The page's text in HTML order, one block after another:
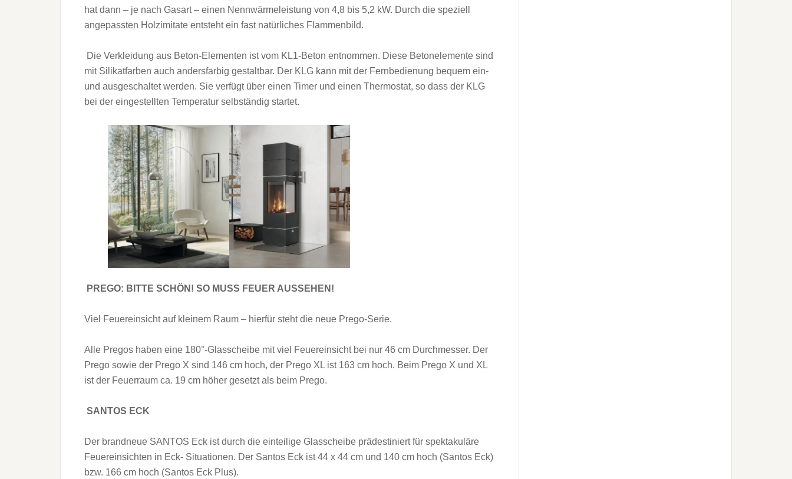
hat dann – je nach Gasart – einen Nennwärmeleistung von 4,8 bis 5,2 kW. Durch die speziell
angepassten Holzimitate entsteht ein fast natürliches Flammenbild.
Die Verkleidung aus Beton-Elementen ist vom KL1-Beton entnommen. Diese Betonelemente sind
mit Silikatfarben auch andersfarbig gestaltbar. Der KLG kann mit der Fernbedienung bequem ein-
und ausgeschaltet werden. Sie verfügt über einen Timer und einen Thermostat, so dass der KLG
bei der eingestellten Temperatur selbständig startet.
PREGO: BITTE SCHÖN! SO MUSS FEUER AUSSEHEN!
Viel Feuereinsicht auf kleinem Raum – hierfür steht die neue Prego-Serie.
Alle Pregos haben eine 180°-Glasscheibe mit viel Feuereinsicht bei nur 46 cm Durchmesser. Der
Prego sowie der Prego X sind 146 cm hoch, der Prego XL ist 163 cm hoch. Beim Prego X und XL
ist der Feuerraum ca. 19 cm höher gesetzt als beim Prego.
SANTOS ECK
Der brandneue SANTOS Eck ist durch die einteilige Glasscheibe prädestiniert für spektakuläre
Feuereinsichten in Eck- Situationen. Der Santos Eck ist 44 x 44 cm und 140 cm hoch (Santos Eck)
bzw. 166 cm hoch (Santos Eck Plus).